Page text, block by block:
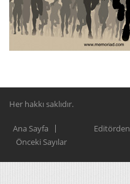
Her hakkı saklıdır.
Ana Sayfa Editörden
Önceki Sayılar